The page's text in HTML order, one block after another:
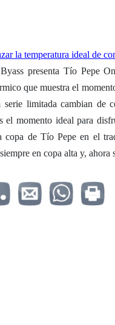
presenta Tío Pepe
que muestra el
serie limitada cambian de
el momento ideal para
copa de Tío Pepe en el
en copa alta y, ahora